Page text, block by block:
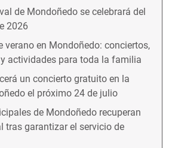
de Mondoñedo se celebrará del
2026
verano en Mondoñedo: conciertos,
actividades para toda la familia
un concierto gratuito en la
el próximo 24 de julio
de Mondoñedo recuperan
tras garantizar el servicio de